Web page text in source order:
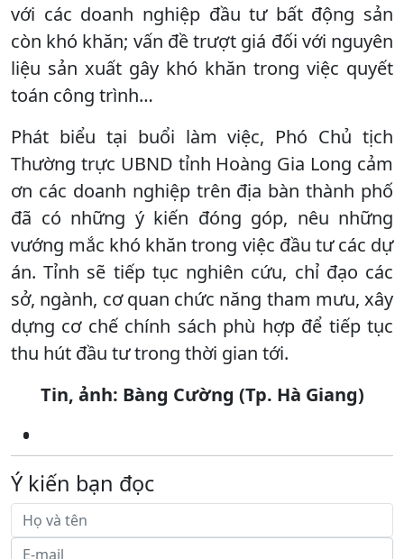
với các doanh nghiệp đầu tư bất động sản
còn khó khăn; vấn đề trượt giá đối với nguyên
liệu sản xuất gây khó khăn trong việc quyết
toán công trình…
Phát biểu tại buổi làm việc, Phó Chủ tịch
Thường trực UBND tỉnh Hoàng Gia Long cảm
ơn các doanh nghiệp trên địa bàn thành phố
đã có những ý kiến đóng góp, nêu những
vướng mắc khó khăn trong việc đầu tư các dự
án. Tỉnh sẽ tiếp tục nghiên cứu, chỉ đạo các
sở, ngành, cơ quan chức năng tham mưu, xây
dựng cơ chế chính sách phù hợp để tiếp tục
thu hút đầu tư trong thời gian tới.
Tin, ảnh: Bàng Cường (Tp. Hà Giang)
Ý kiến bạn đọc